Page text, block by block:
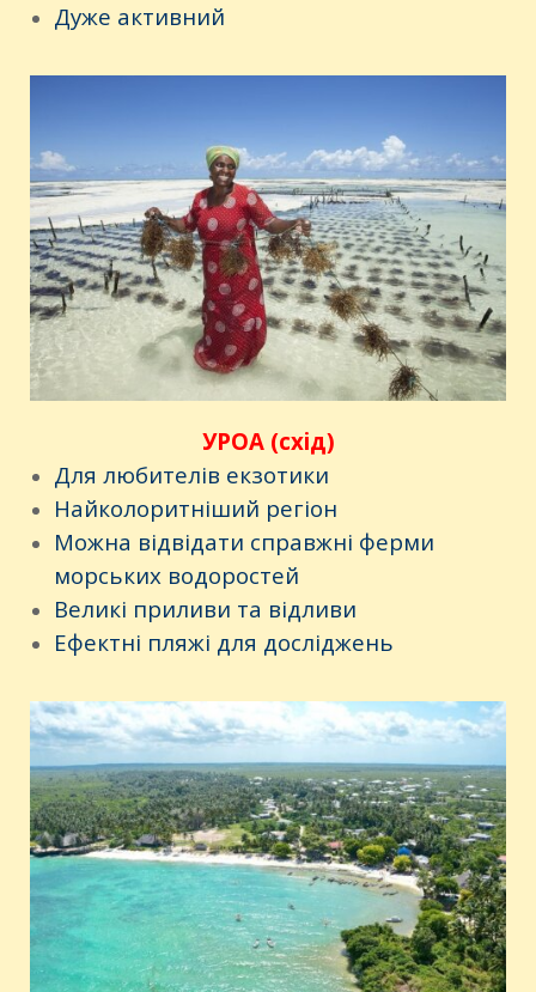
Дуже активний
УРОА (схід)
Для любителів екзотики
Найколоритніший регіон
Можна відвідати справжні ферми
морських водоростей
Великі приливи та відливи
Ефектні пляжі для досліджень